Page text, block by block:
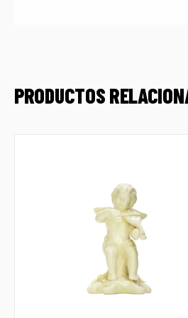
PRODUCTOS